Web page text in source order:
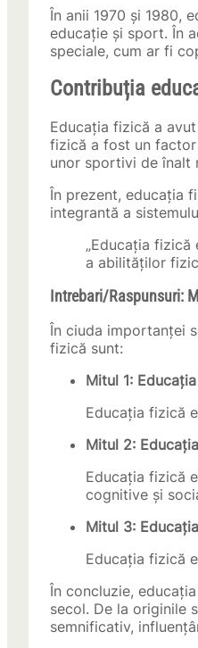
În anii 1970 și 1980,
educație și sport. În
speciale, cum ar fi
Contribuția
Educația fizică a
fizică a fost un
unor sportivi de înalt
În prezent, educația
integrantă a
„Educația
a abilităților
Intrebari/Raspunsuri:
În ciuda importanței
fizică sunt:
Mitul 1:
Educația fizică
Mitul 2:
Educația fizică
cognitive și
Mitul 3:
Educația fizică
În concluzie,
secol. De la originile
semnificativ,